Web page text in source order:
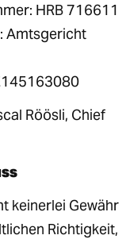
HRB 716611
Amtsgericht
Röösli, Chief
keinerlei Gewähr
Richtigkeit,